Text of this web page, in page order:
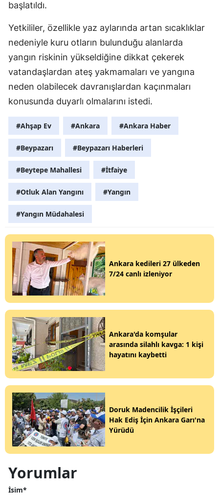
başlatıldı.
Yetkililer, özellikle yaz aylarında artan sıcaklıklar
nedeniyle kuru otların bulunduğu alanlarda
yangın riskinin yükseldiğine dikkat çekerek
vatandaşlardan ateş yakmamaları ve yangına
neden olabilecek davranışlardan kaçınmaları
konusunda duyarlı olmalarını istedi.
#Ahşap Ev #Ankara #Ankara Haber
#Beypazarı #Beypazarı Haberleri
#Beytepe Mahallesi #İtfaiye
#Otluk Alan Yangını #Yangın
#Yangın Müdahalesi
Ankara kedileri 27 ülkeden
7/24 canlı izleniyor
Ankara'da komşular
arasında silahlı kavga: 1 kişi
hayatını kaybetti
Doruk Madencilik İşçileri
Hak Ediş İçin Ankara Garı'na
Yürüdü
Yorumlar
İsim*